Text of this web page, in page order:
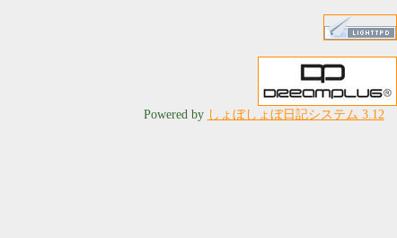
Powered by しょぼしょぼ日記システム 3.12